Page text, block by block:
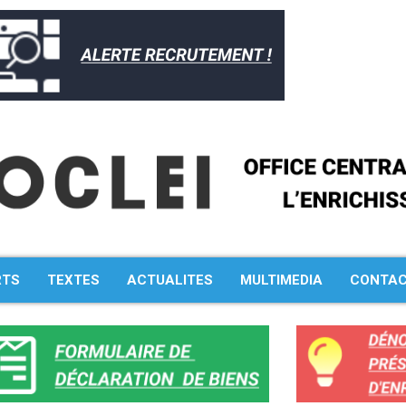
TEXTES ACTUALITES MULTIMEDIA